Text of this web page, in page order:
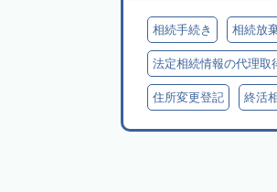
相続手続き 相続放
法定相続情報の代理取
住所変更登記 終活